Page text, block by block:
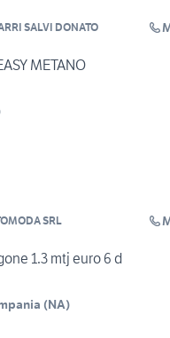
SALVI DONATO
METANO
SRL
1.3 mtj euro 6 d
(NA)